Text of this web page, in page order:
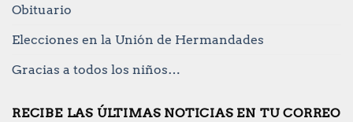
Obituario
Elecciones en la Unión de Hermandades
Gracias a todos los niños…
RECIBE LAS ÚLTIMAS NOTICIAS EN TU CORREO